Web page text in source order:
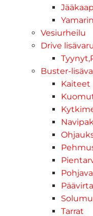
Vesiurheilu
Drive
Buster-
Kaiteet
Tarrat